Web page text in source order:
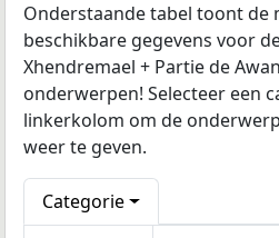
Onderstaande tabel toont de
beschikbare gegevens voor
Xhendremael + Partie de
onderwerpen! Selecteer een
linkerkolom om de
weer te geven.
Categorie